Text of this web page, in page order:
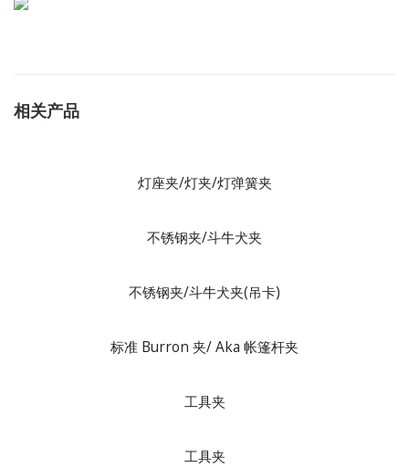
相关产品
灯座夹/灯夹/灯弹簧夹
不锈钢夹/斗牛犬夹
不锈钢夹/斗牛犬夹(吊卡)
标准 Burron 夹/ Aka 帐篷杆夹
工具夹
工具夹